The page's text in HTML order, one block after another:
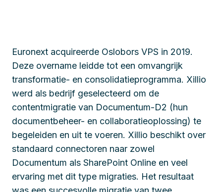
Euronext acquireerde Oslobors VPS in 2019.
Deze overname leidde tot een omvangrijk
transformatie- en consolidatieprogramma. Xillio
werd als bedrijf geselecteerd om de
contentmigratie van Documentum-D2 (hun
documentbeheer- en collaboratieoplossing) te
begeleiden en uit te voeren. Xillio beschikt over
standaard connectoren naar zowel
Documentum als SharePoint Online en veel
ervaring met dit type migraties. Het resultaat